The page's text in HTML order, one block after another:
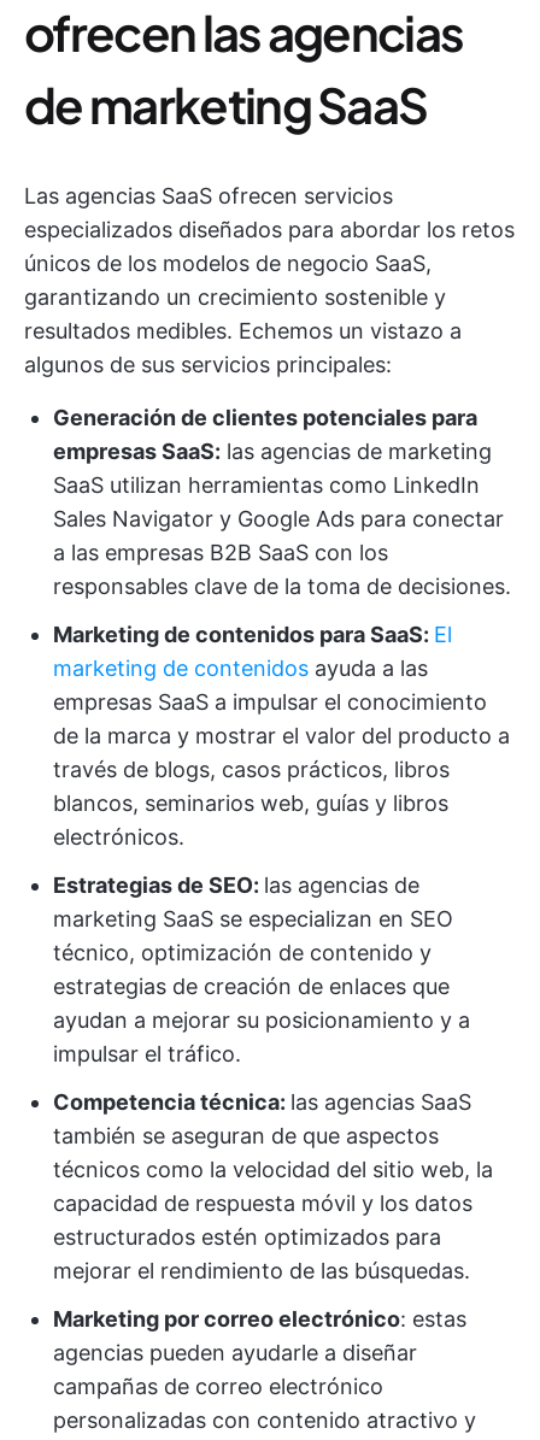
ofrecen las agencias
de marketing SaaS
Las agencias SaaS ofrecen servicios
especializados diseñados para abordar los retos
únicos de los modelos de negocio SaaS,
garantizando un crecimiento sostenible y
resultados medibles. Echemos un vistazo a
algunos de sus servicios principales:
Generación de clientes potenciales para
empresas SaaS: las agencias de marketing
SaaS utilizan herramientas como LinkedIn
Sales Navigator y Google Ads para conectar
a las empresas B2B SaaS con los
responsables clave de la toma de decisiones.
Marketing de contenidos para SaaS: El
marketing de contenidos ayuda a las
empresas SaaS a impulsar el conocimiento
de la marca y mostrar el valor del producto a
través de blogs, casos prácticos, libros
blancos, seminarios web, guías y libros
electrónicos.
Estrategias de SEO: las agencias de
marketing SaaS se especializan en SEO
técnico, optimización de contenido y
estrategias de creación de enlaces que
ayudan a mejorar su posicionamiento y a
impulsar el tráfico.
Competencia técnica: las agencias SaaS
también se aseguran de que aspectos
técnicos como la velocidad del sitio web, la
capacidad de respuesta móvil y los datos
estructurados estén optimizados para
mejorar el rendimiento de las búsquedas.
Marketing por correo electrónico: estas
agencias pueden ayudarle a diseñar
campañas de correo electrónico
personalizadas con contenido atractivo y